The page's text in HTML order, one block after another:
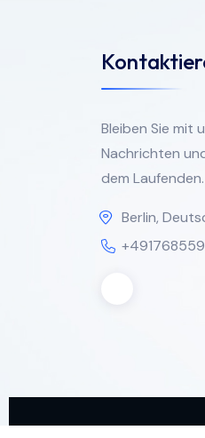
Bleiben Sie mit
Nachrichten
dem Laufenden.
Berlin,